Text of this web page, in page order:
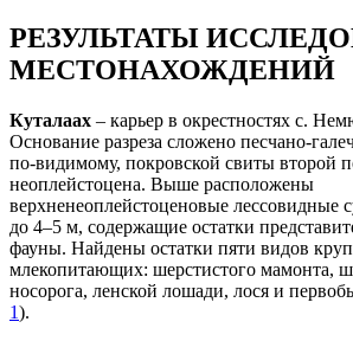
РЕЗУЛЬТАТЫ
МЕСТОНАХОЖДЕНИЙ
Куталаах – карьер в окрестностях с.
Основание разреза сложено песчано-
по-видимому, покровской свиты второй
неоплейстоцена. Выше расположены
верхненеоплейстоценовые лессовидные
до 4–5 м, содержащие остатки
фауны. Найдены остатки пяти видов
млекопитающих: шерстистого мамонта,
носорога, ленской лошади, лося и
1).